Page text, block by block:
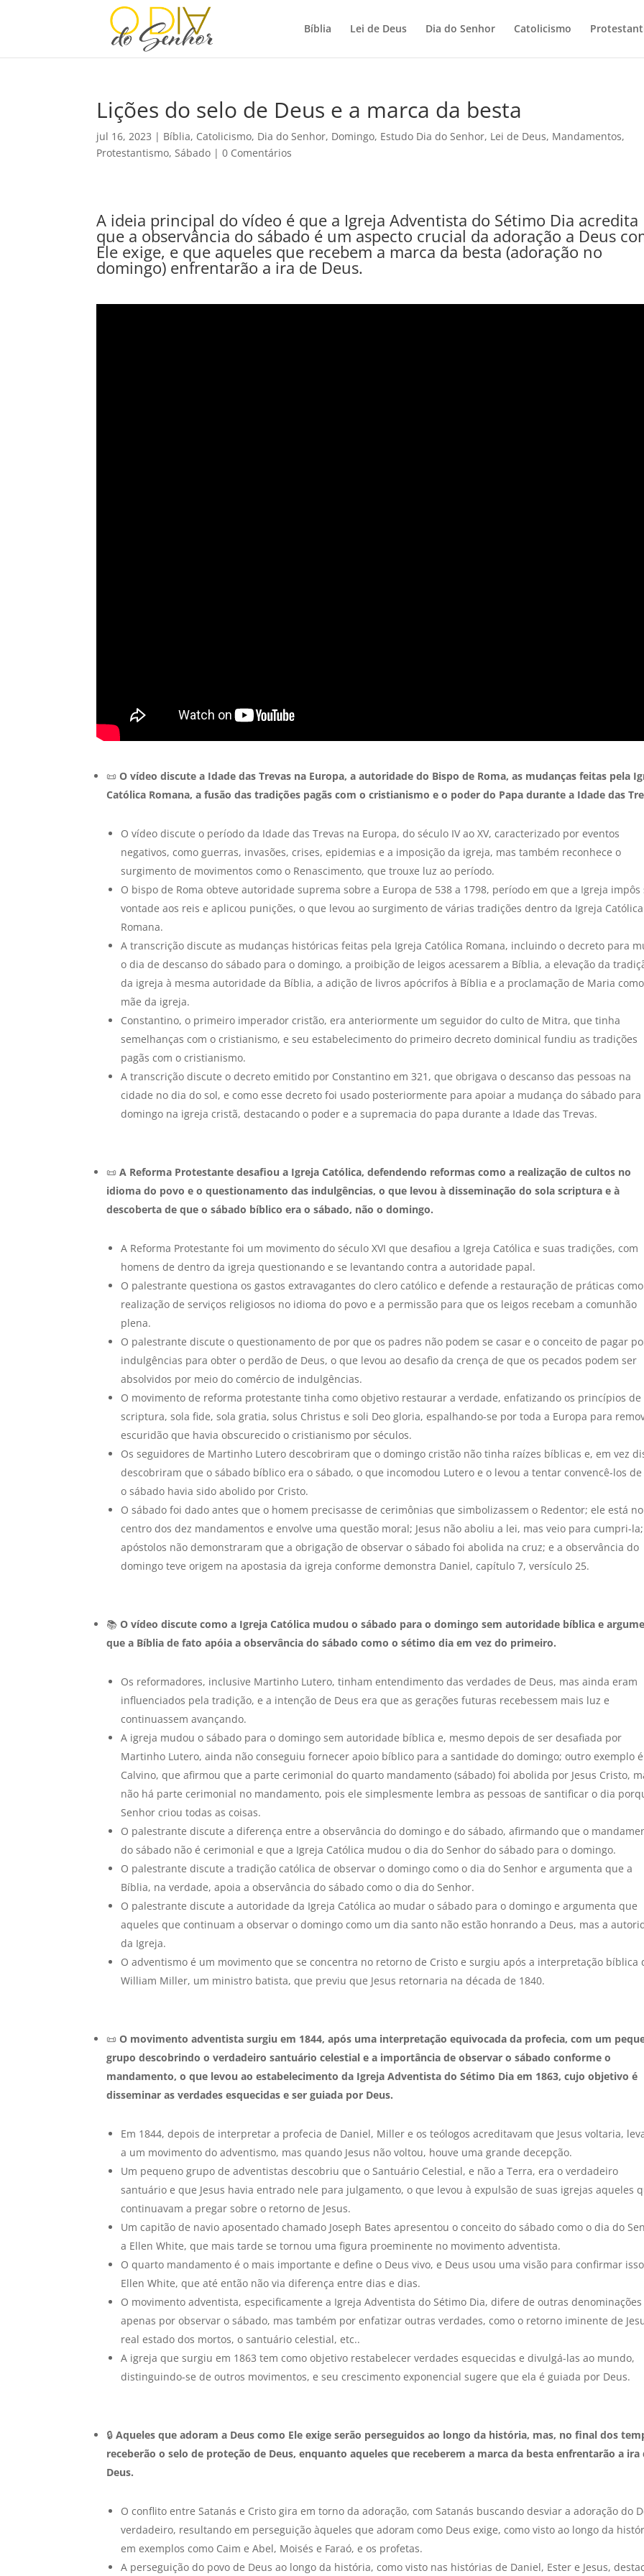
Bíblia Lei de Deus Dia do Senhor Catolicismo
Lições do selo de Deus e a marca da besta
jul 16, 2023 | Bíblia, Catolicismo, Dia do Senhor, Domingo, Estudo Dia do Senhor, Lei de Deus, Mandamentos,
Protestantismo,Sábado |0 Comentários
A ideia principal do vídeo é que a Igreja Adventista do Sétimo Dia acredita
que a observância do sábado é um aspecto crucial da adoração a Deus
Ele exige, e que aqueles que recebem a marca da besta (adoração no
domingo) enfrentarão a ira de Deus.
📜O vídeo discute a Idade das Trevas na Europa, a autoridade do Bispo de Roma, as mudanças feitas pela
Católica Romana, a fusão das tradições pagãs com o cristianismo e o poder do Papa durante a Idade das
O vídeo discute o período da Idade das Trevas na Europa, do século IV ao XV, caracterizado por eventos
negativos, como guerras, invasões, crises, epidemias e a imposição da igreja, mas também reconhece o
surgimento de movimentos como o Renascimento, que trouxe luz ao período.
O bispo de Roma obteve autoridade suprema sobre a Europa de 538 a 1798, período em que a Igreja impôs
vontade aos reis e aplicou punições, o que levou ao surgimento de várias tradições dentro da Igreja Católica
Romana.
A transcrição discute as mudanças históricas feitas pela Igreja Católica Romana, incluindo o decreto para
o dia de descanso do sábado para o domingo, a proibição de leigos acessarem a Bíblia, a elevação da
da igreja à mesma autoridade da Bíblia, a adição de livros apócrifos à Bíblia e a proclamação de Maria
mãe da igreja.
Constantino, o primeiro imperador cristão, era anteriormente um seguidor do culto de Mitra, que tinha
semelhanças com o cristianismo, e seu estabelecimento do primeiro decreto dominical fundiu as tradições
pagãs com o cristianismo.
A transcrição discute o decreto emitido por Constantino em 321, que obrigava o descanso das pessoas na
cidade no dia do sol, e como esse decreto foi usado posteriormente para apoiar a mudança do sábado para
domingo na igreja cristã, destacando o poder e a supremacia do papa durante a Idade das Trevas.
📜A Reforma Protestante desafiou a Igreja Católica, defendendo reformas como a realização de cultos no
idioma do povo e o questionamento das indulgências, o que levou à disseminação do sola scriptura e à
descoberta de que o sábado bíblico era o sábado, não o domingo.
A Reforma Protestante foi um movimento do século XVI que desafiou a Igreja Católica e suas tradições, com
homens de dentro da igreja questionando e se levantando contra a autoridade papal.
O palestrante questiona os gastos extravagantes do clero católico e defende a restauração de práticas
realização de serviços religiosos no idioma do povo e a permissão para que os leigos recebam a comunhão
plena.
O palestrante discute o questionamento de por que os padres não podem se casar e o conceito de pagar
indulgências para obter o perdão de Deus, o que levou ao desafio da crença de que os pecados podem ser
absolvidos por meio do comércio de indulgências.
O movimento de reforma protestante tinha como objetivo restaurar a verdade, enfatizando os princípios de
scriptura, sola fide, sola gratia, solus Christus e soli Deo gloria, espalhando-se por toda a Europa para
escuridão que havia obscurecido o cristianismo por séculos.
Os seguidores de Martinho Lutero descobriram que o domingo cristão não tinha raízes bíblicas e, em vez
descobriram que o sábado bíblico era o sábado, o que incomodou Lutero e o levou a tentar convencê-los
o sábado havia sido abolido por Cristo.
O sábado foi dado antes que o homem precisasse de cerimônias que simbolizassem o Redentor; ele está no
centro dos dez mandamentos e envolve uma questão moral; Jesus não aboliu a lei, mas veio para cumpri-
apóstolos não demonstraram que a obrigação de observar o sábado foi abolida na cruz; e a observância do
domingo teve origem na apostasia da igreja conforme demonstra Daniel, capítulo 7, versículo 25.
📚O vídeo discute como a Igreja Católica mudou o sábado para o domingo sem autoridade bíblica e
que a Bíblia de fato apóia a observância do sábado como o sétimo dia em vez do primeiro.
Os reformadores, inclusive Martinho Lutero, tinham entendimento das verdades de Deus, mas ainda eram
influenciados pela tradição, e a intenção de Deus era que as gerações futuras recebessem mais luz e
continuassem avançando.
A igreja mudou o sábado para o domingo sem autoridade bíblica e, mesmo depois de ser desafiada por
Martinho Lutero, ainda não conseguiu fornecer apoio bíblico para a santidade do domingo; outro exemplo é
Calvino, que afirmou que a parte cerimonial do quarto mandamento (sábado) foi abolida por Jesus Cristo,
não há parte cerimonial no mandamento, pois ele simplesmente lembra as pessoas de santificar o dia
Senhor criou todas as coisas.
O palestrante discute a diferença entre a observância do domingo e do sábado, afirmando que o
do sábado não é cerimonial e que a Igreja Católica mudou o dia do Senhor do sábado para o domingo.
O palestrante discute a tradição católica de observar o domingo como o dia do Senhor e argumenta que a
Bíblia, na verdade, apoia a observância do sábado como o dia do Senhor.
O palestrante discute a autoridade da Igreja Católica ao mudar o sábado para o domingo e argumenta que
aqueles que continuam a observar o domingo como um dia santo não estão honrando a Deus, mas a
da Igreja.
O adventismo é um movimento que se concentra no retorno de Cristo e surgiu após a interpretação bíblica
William Miller, um ministro batista, que previu que Jesus retornaria na década de 1840.
📜 O movimento adventista surgiu em 1844, após uma interpretação equivocada da profecia, com um
grupo descobrindo o verdadeiro santuário celestial e a importância de observar o sábado conforme o
mandamento, o que levou ao estabelecimento da Igreja Adventista do Sétimo Dia em 1863, cujo objetivo é
disseminar as verdades esquecidas e ser guiada por Deus.
Em 1844, depois de interpretar a profecia de Daniel, Miller e os teólogos acreditavam que Jesus voltaria,
a um movimento do adventismo, mas quando Jesus não voltou, houve uma grande decepção.
Um pequeno grupo de adventistas descobriu que o Santuário Celestial, e não a Terra, era o verdadeiro
santuário e que Jesus havia entrado nele para julgamento, o que levou à expulsão de suas igrejas aqueles
continuavam a pregar sobre o retorno de Jesus.
Um capitão de navio aposentado chamado Joseph Bates apresentou o conceito do sábado como o dia do
a Ellen White, que mais tarde se tornou uma figura proeminente no movimento adventista.
O quarto mandamento é o mais importante e define o Deus vivo, e Deus usou uma visão para confirmar
Ellen White, que até então não via diferença entre dias e dias.
O movimento adventista, especificamente a Igreja Adventista do Sétimo Dia, difere de outras
apenas por observar o sábado, mas também por enfatizar outras verdades, como o retorno iminente de
real estado dos mortos, o santuário celestial, etc..
A igreja que surgiu em 1863 tem como objetivo restabelecer verdades esquecidas e divulgá-las ao mundo,
distinguindo-se de outros movimentos, e seu crescimento exponencial sugere que ela é guiada por Deus.
🔒Aqueles que adoram a Deus como Ele exige serão perseguidos ao longo da história, mas, no final dos
receberão o selo de proteção de Deus, enquanto aqueles que receberem a marca da besta enfrentarão a ira
Deus.
O conflito entre Satanás e Cristo gira em torno da adoração, com Satanás buscando desviar a adoração do
verdadeiro, resultando em perseguição àqueles que adoram como Deus exige, como visto ao longo da
em exemplos como Caim e Abel, Moisés e Faraó, e os profetas.
A perseguição do povo de Deus ao longo da história, como visto nas histórias de Daniel, Ester e Jesus,